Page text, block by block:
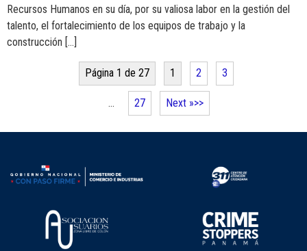
Recursos Humanos en su día, por su valiosa labor en la gestión del
talento, el fortalecimiento de los equipos de trabajo y la
construcción […]
Página 1 de 27 1 2 3
… 27 Next »